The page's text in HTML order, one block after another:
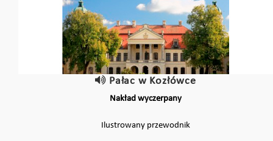
Pałac w Kozłówce
Nakład wyczerpany
Ilustrowany przewodnik